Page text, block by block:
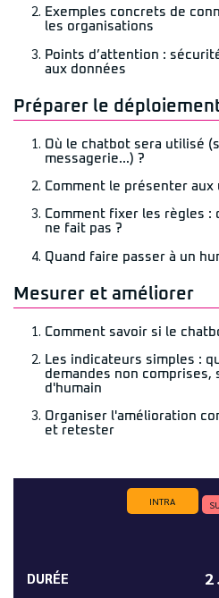
Exemples concrets de
les organisations
Points d’attention :
aux données
Préparer le
Où le chatbot sera utilisé
messagerie…) ?
Comment le présenter aux
Comment fixer les règles :
ne fait pas ?
Quand faire passer à un
Mesurer et améliorer
Comment savoir si le
Les indicateurs simples :
demandes non comprises,
d'humain
Organiser l'amélioration
et retester
INTRA
DURÉE 2